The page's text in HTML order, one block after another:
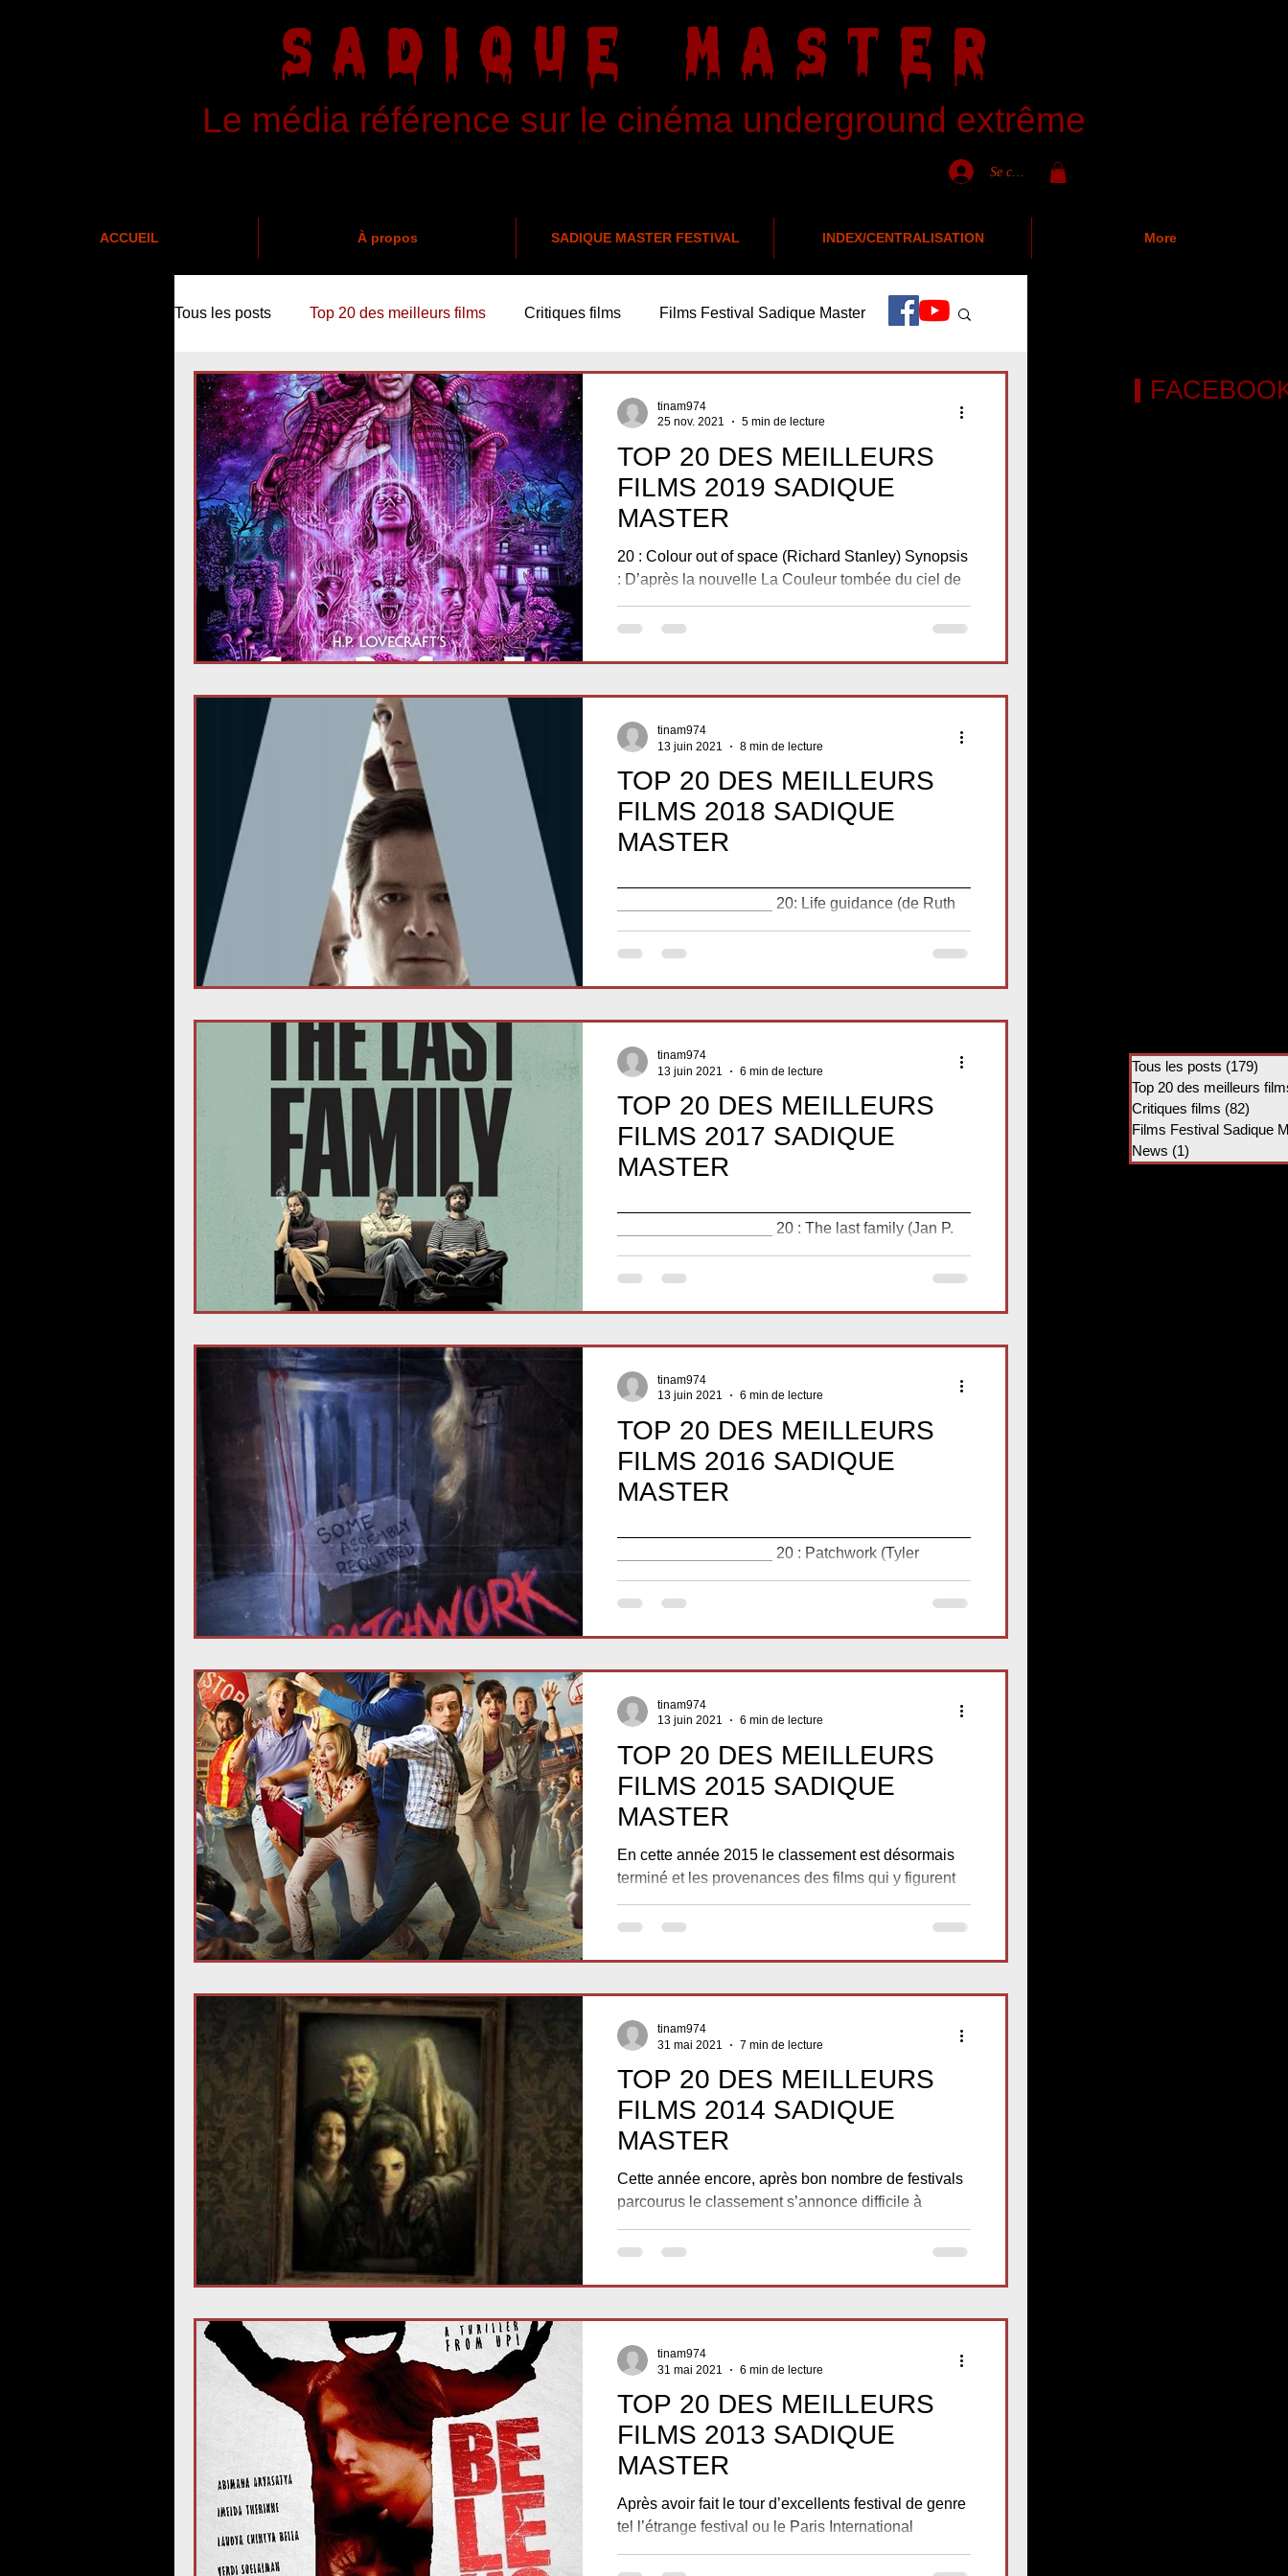
SADIQUE MASTER
Le média référence sur le cinéma underground extrême
Se connecter
ACCUEIL À propos SADIQUE MASTER FESTIVAL INDEX/CENTRALISATION More
Tous les posts Top 20 des meilleurs films Critiques films Films Festival Sadique Master
News
TOP 20 DES MEILLEURS
FILMS 2019 SADIQUE
MASTER
20 : Colour out of space (Richard Stanley) Synopsis
: D’après la nouvelle La Couleur tombée du ciel de
Howard Phillips Lovecraft sortie...
tinam974
25 nov. 2021
5 min de lecture
TOP 20 DES MEILLEURS
FILMS 2018 SADIQUE
MASTER
__________________ 20: Life guidance (de Ruth
vie...
tinam974
13 juin 2021
8 min de lecture
TOP 20 DES MEILLEURS
FILMS 2017 SADIQUE
MASTER
__________________ 20 : The last family (Jan P.
tinam974
13 juin 2021
6 min de lecture
TOP 20 DES MEILLEURS
FILMS 2016 SADIQUE
MASTER
__________________ 20 : Patchwork (Tyler
rendent à...
tinam974
13 juin 2021
6 min de lecture
TOP 20 DES MEILLEURS
FILMS 2015 SADIQUE
MASTER
En cette année 2015 le classement est désormais
terminé et les provenances des films qui y figurent
sont diverses et variés. L’idée est...
tinam974
13 juin 2021
6 min de lecture
TOP 20 DES MEILLEURS
FILMS 2014 SADIQUE
MASTER
Cette année encore, après bon nombre de festivals
parcourus le classement s’annonce difficile à
tinam974
31 mai 2021
7 min de lecture
TOP 20 DES MEILLEURS
FILMS 2013 SADIQUE
MASTER
Après avoir fait le tour d’excellents festival de genre
tel l’étrange festival ou le Paris International
tinam974
31 mai 2021
6 min de lecture
Tous les posts (179)
Top 20 des meilleurs
Critiques films (82)
Films Festival Sadique
News (1)